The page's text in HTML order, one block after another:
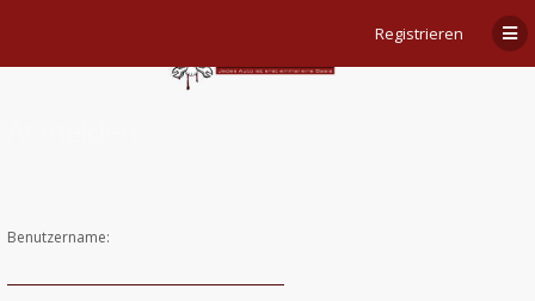
Registrieren
Benutzername: